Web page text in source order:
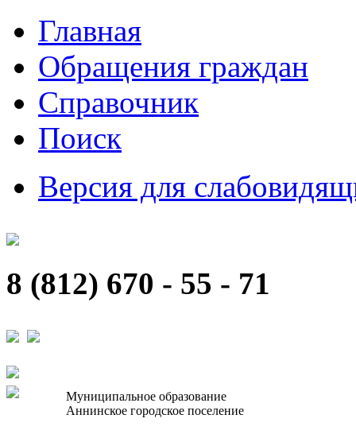
Главная
Обращения граждан
Справочник
Поиск
Версия для
8 (812) 670 - 55 - 71
Муниципальное образование
Аннинское городское поселение